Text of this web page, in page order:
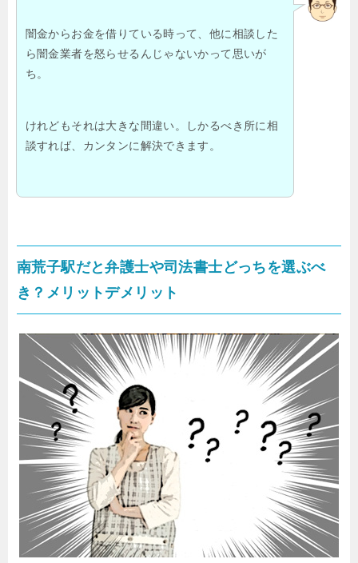
闇金からお金を借りている時って、他に相談した
ら闇金業者を怒らせるんじゃないかって思いが
ち。
けれどもそれは大きな間違い。しかるべき所に相
談すれば、カンタンに解決できます。
南荒子駅だと弁護士や司法書士どっちを選ぶべ
き？メリットデメリット